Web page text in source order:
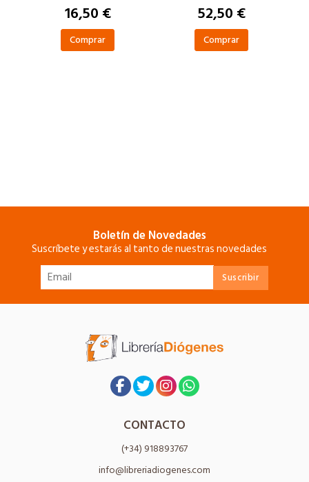
16,50 €
Comprar
52,50 €
Comprar
Boletín de Novedades
Suscríbete y estarás al tanto de nuestras novedades
CONTACTO
(+34) 918893767
info@libreriadiogenes.com